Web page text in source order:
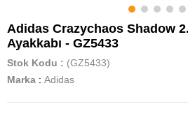
Adidas Crazychaos Shadow
Ayakkabı - GZ5433
Stok Kodu
(GZ5433)
Marka : Adidas